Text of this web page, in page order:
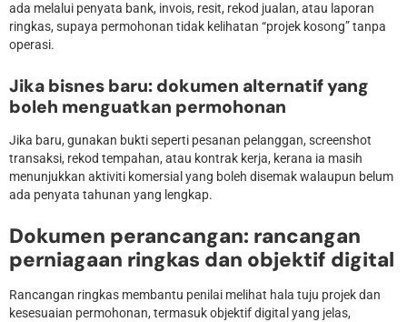
ada melalui penyata bank, invois, resit, rekod jualan, atau laporan
ringkas, supaya permohonan tidak kelihatan “projek kosong” tanpa
operasi.
Jika bisnes baru: dokumen alternatif yang
boleh menguatkan permohonan
Jika baru, gunakan bukti seperti pesanan pelanggan, screenshot
transaksi, rekod tempahan, atau kontrak kerja, kerana ia masih
menunjukkan aktiviti komersial yang boleh disemak walaupun belum
ada penyata tahunan yang lengkap.
Dokumen perancangan: rancangan
perniagaan ringkas dan objektif digital
Rancangan ringkas membantu penilai melihat hala tuju projek dan
kesesuaian permohonan, termasuk objektif digital yang jelas,